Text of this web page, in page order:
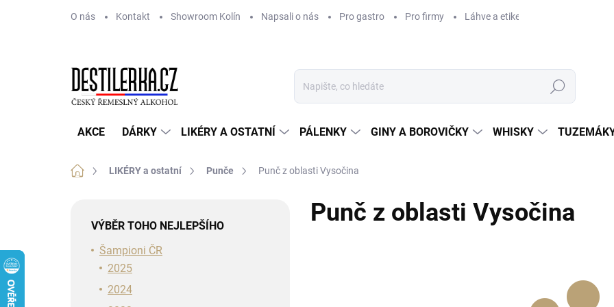
O nás Kontakt Showroom Kolín Napsali o nás Pro gastro Pro firmy Láhve a etikety na míru
Hledat
AKCE DÁRKY LIKÉRY A OSTATNÍ PÁLENKY GINY A BOROVIČKY WHISKY
Domů LIKÉRY a ostatní Punče Punč z oblasti Vysočina
VÝBĚR TOHO NEJLEPŠÍHO
Šampioni ČR
2025
2024
Punč z oblasti Vysočina